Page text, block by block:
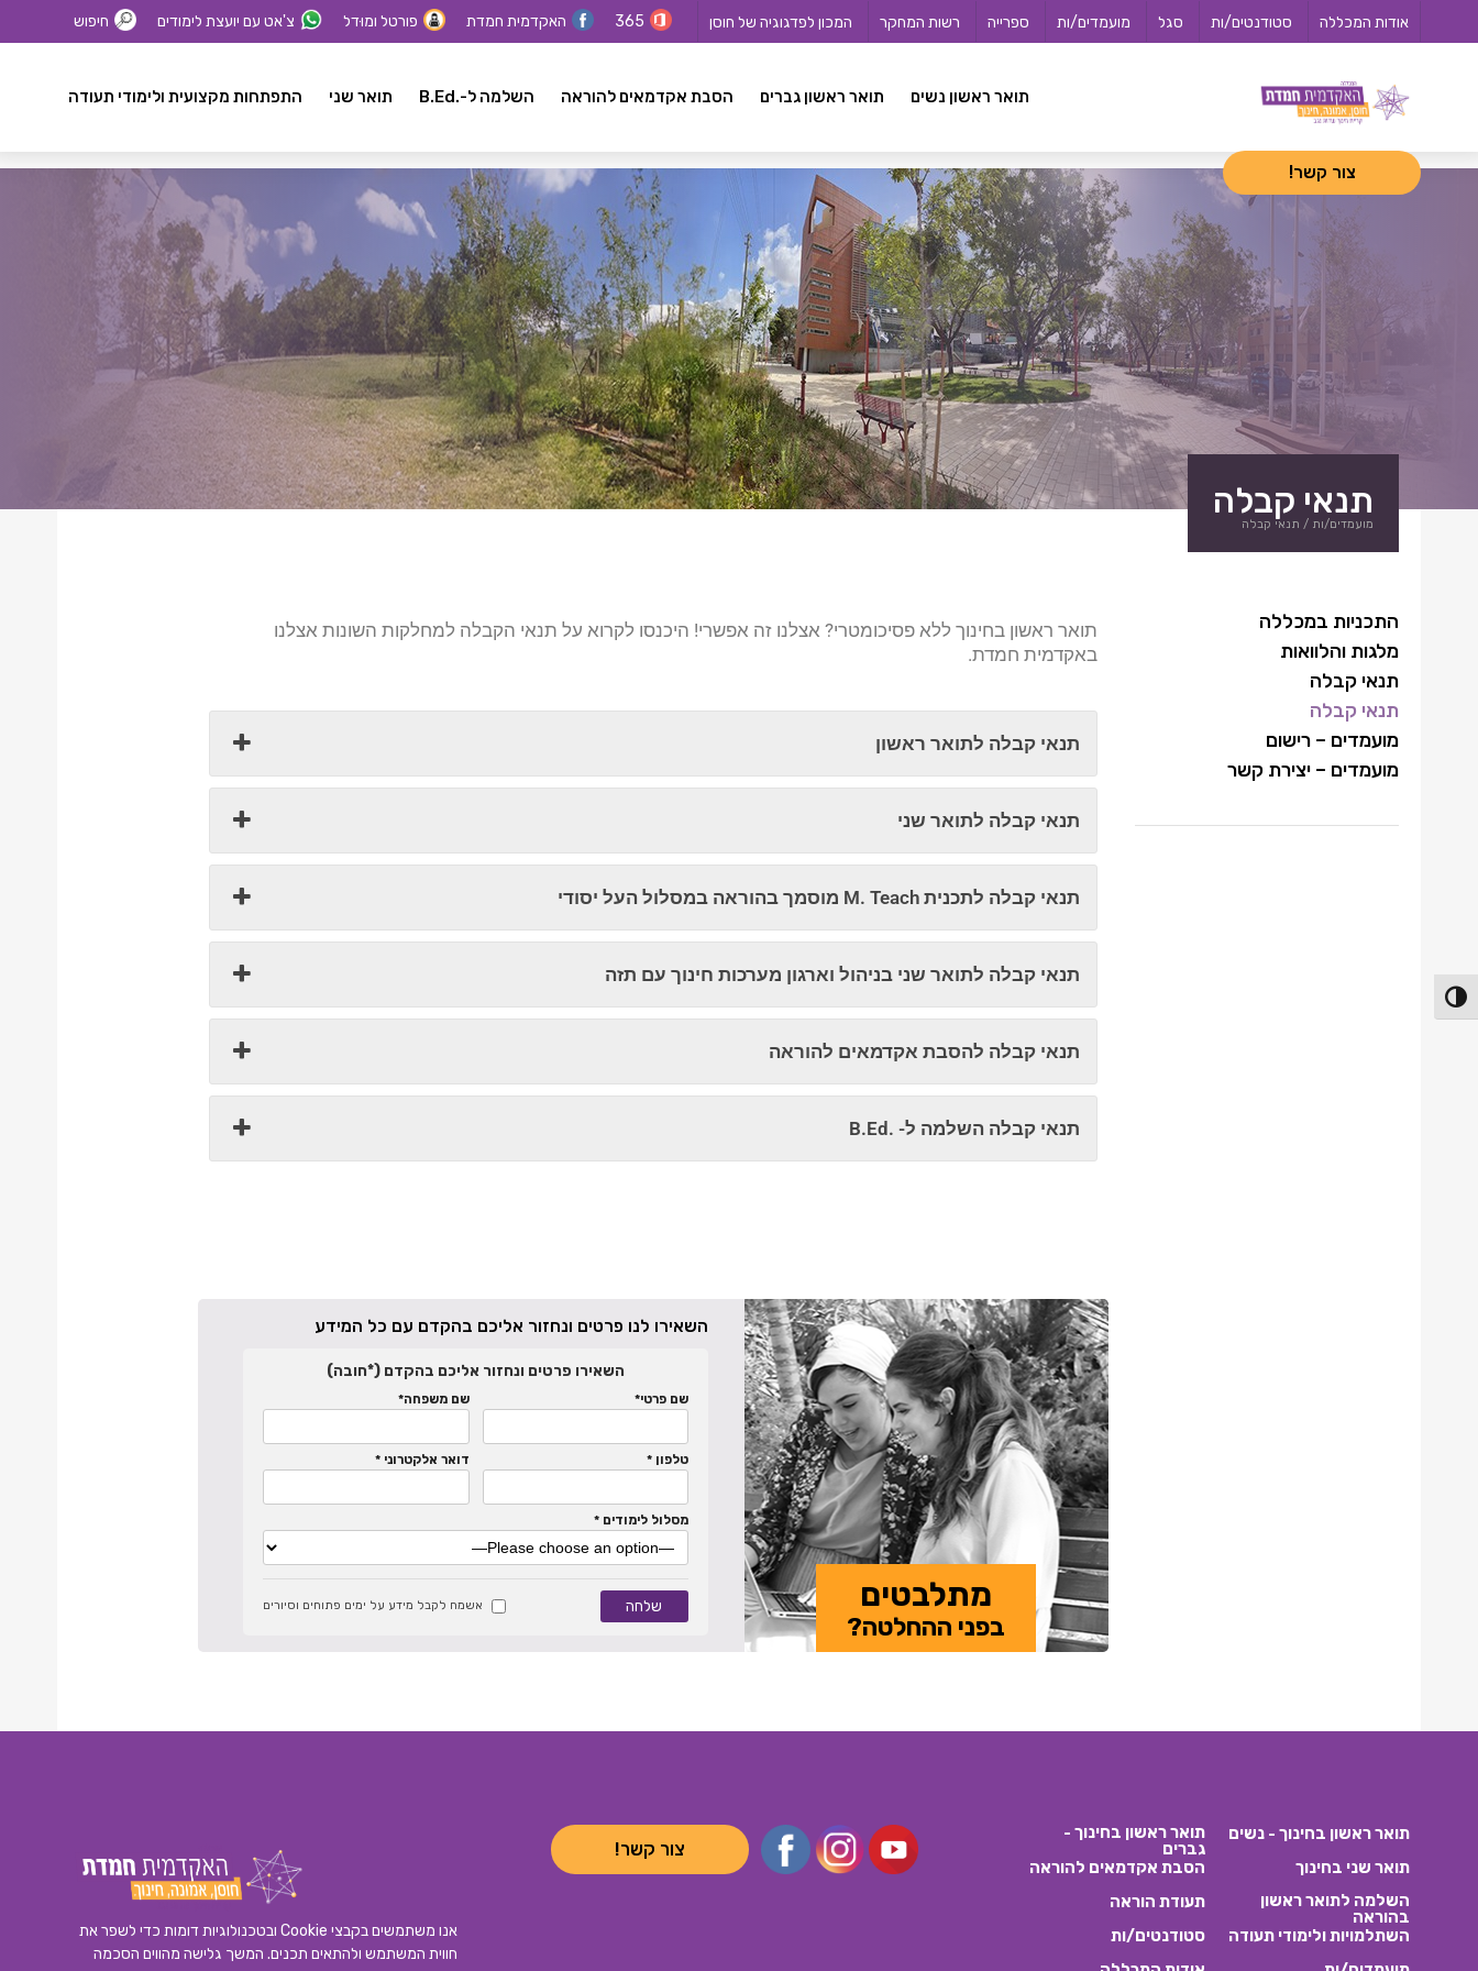
הפעל/כבה ניגודיות גבוהה
אודות המכללה סטודנטים/ות סגל מועמדים/ות ספרייה רשות המחקר המכון לפדגוגיה של חוסן 365 האקדמית חמדת פורטל ומוּדל צ'אט עם יועצת לימודים חיפוש
תואר ראשון נשים תואר ראשון גברים הסבת אקדמאים להוראה השלמה ל-.B.Ed תואר שני התפתחות מקצועית ולימודי תעודה
צור קשר!
תנאי קבלה
מועמדים/ות / תנאי קבלה
התכניות במכללה
מלגות והלוואות
תנאי קבלה
תנאי קבלה
מועמדים – רישום
מועמדים – יצירת קשר
תואר ראשון בחינוך ללא פסיכומטרי? אצלנו זה אפשרי! היכנסו לקרוא על תנאי הקבלה למחלקות השונות אצלנו
באקדמית חמדת.
תנאי קבלה לתואר ראשון
תנאי קבלה לתואר שני
תנאי קבלה לתכנית M. Teach מוסמך בהוראה במסלול העל יסודי
תנאי קבלה לתואר שני בניהול וארגון מערכות חינוך עם תזה
תנאי קבלה להסבת אקדמאים להוראה
תנאי קבלה השלמה ל- .B.Ed
מתלבטים
בפני ההחלטה?
השאירו לנו פרטים ונחזור אליכם בהקדם עם כל המידע
השאירו פרטים ונחזור אליכם בהקדם (*חובה)
שם פרטי* שם משפחה*
טלפון * דואר אלקטרוני *
מסלול לימודים *
אשמח לקבל מידע על ימים פתוחים וסיורים
תואר ראשון בחינוך - נשים
תואר ראשון בחינוך -
גברים
תואר שני בחינוך
הסבת אקדמאים להוראה
השלמה לתואר ראשון
בהוראה
תעודת הוראה
השתלמויות ולימודי תעודה
סטודנטים/ות
צור קשר!
אנו משתמשים בקבצי Cookie ובטכנולוגיות דומות כדי לשפר את
חווית המשתמש ולהתאים תכנים. המשך גלישה מהווים הסכמה